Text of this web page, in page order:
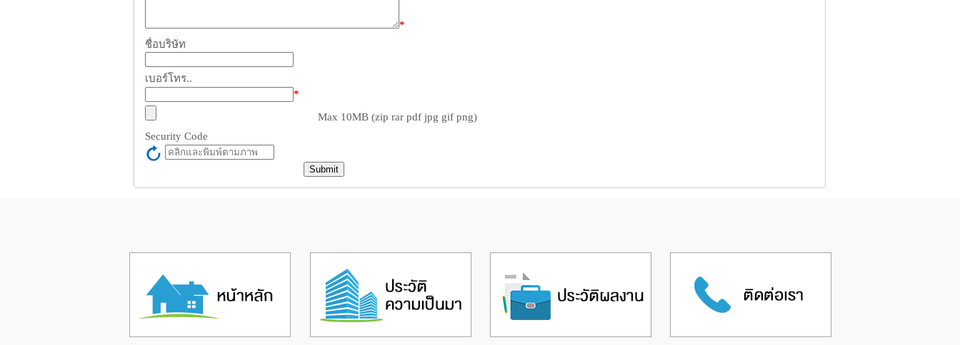
*
ชื่อบริษัท
เบอร์โทร..
*
Max 10MB (zip rar pdf jpg gif png)
Security Code